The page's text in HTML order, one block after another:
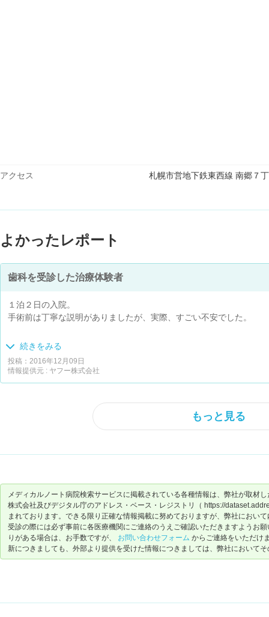
アクセス 札幌市営地下鉄東西線 南郷７
よかったレポート
歯科を受診した治療体験者
１泊２日の入院。
手術前は丁寧な説明がありましたが、実際、すごい不安でした。
いざ、手術室にはいったら、
２回深呼吸したあたりに
次の瞬間、大きな手をたたく音が２回鳴り
「○○さん起きてください～！」
といわれ、手術は終わっていた…。
術後３日後に腫れがピークになるかも？と説明を受けていましたが
それほど腫れず、痛み止めも使う必要はありませんでした。
腫れた部分が青あざになって変色するという話も聞きましたが、ま
手術前後、痛みはほとんどなく、とても信頼できます。
続きをみる
投稿：2016年12月09日
情報提供元 : ヤフー株式会社
もっと見る
メディカルノート病院検索サービスに掲載されている各種情報は、弊社が取材
株式会社及びデジタル庁のアドレス・ベース・レジストリ（ https://
まれております。できる限り正確な情報掲載に努めておりますが、弊社におい
受診の際には必ず事前に各医療機関にご連絡のうえご確認いただきますようお
りがある場合は、お手数ですが、 お問い合わせフォーム からご連絡をいただけ
新につきましても、外部より提供を受けた情報につきましては、弊社において